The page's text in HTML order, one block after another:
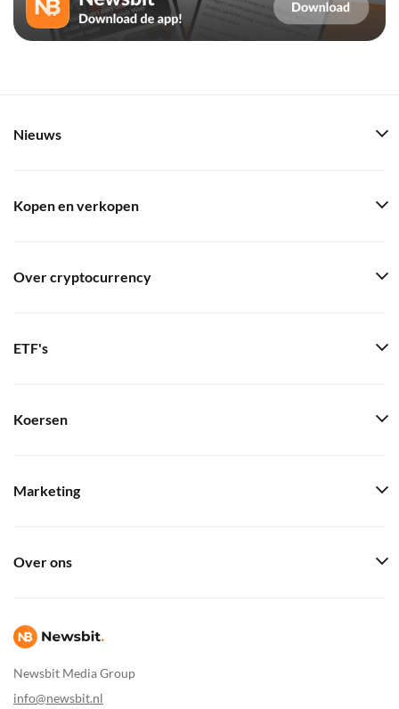
Newsbit Media Group
info@newsbit.nl
Nieuws
Kopen en verkopen
Over cryptocurrency
ETF's
Koersen
Marketing
Over ons